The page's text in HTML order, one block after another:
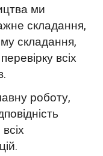
ми
складання,
складання,
всіх
роботу,